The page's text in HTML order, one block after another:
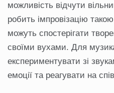
можливість відчути
робить імпровізацію
можуть спостерігати
своїми вухами. Для
експериментувати зі
емоції та реагувати на